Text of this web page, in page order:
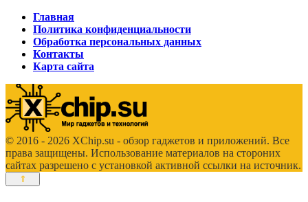
Главная
Политика конфиденциальности
Обработка персональных данных
Контакты
Карта сайта
© 2016 - 2026 XChip.su - обзор гаджетов и приложений. Все
права защищены. Использование материалов на стороних
сайтах разрешено с установкой активной ссылки на источник.